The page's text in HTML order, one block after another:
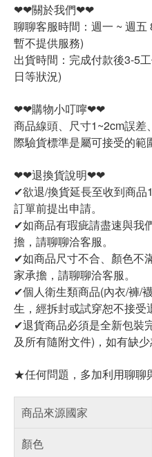
❤❤關於我們❤❤
聊聊客服時間：週一 ~ 週
暫不提供服務)
出貨時間：完成付款後3-5
日等狀況)
❤❤購物小叮嚀❤❤
商品線頭、尺寸1~2cm誤
際驗貨標準是屬可接受的範
❤❤退換貨說明❤❤
✔欲退/換貨延長至收到商
訂單前提出申請。
✔如商品有瑕疵請盡速與我
擔，請聊聊洽客服。
✔如商品尺寸不合、顏色不
家承擔，請聊聊洽客服。
✔個人衛生類商品(內衣/褲/
生，經拆封或試穿恕不接受
✔退貨商品必須是全新包裝
及所有隨附文件)，如有缺少
★任何問題，多加利用聊
商品來源國家
顏色